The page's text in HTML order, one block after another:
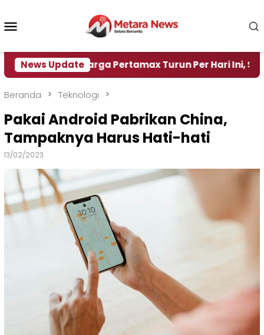
konten
News Update
Harga Pertamax Turun Per Hari Ini, Segini
Beranda Teknologi
Pakai Android Pabrikan China,
Tampaknya Harus Hati-hati
13/02/2023